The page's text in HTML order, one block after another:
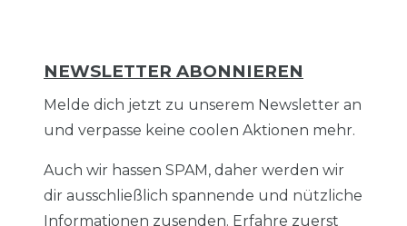
NEWSLETTER ABONNIEREN
Melde dich jetzt zu unserem Newsletter an
und verpasse keine coolen Aktionen mehr.
Auch wir hassen SPAM, daher werden wir
dir ausschließlich spannende und nützliche
Informationen zusenden. Erfahre zuerst